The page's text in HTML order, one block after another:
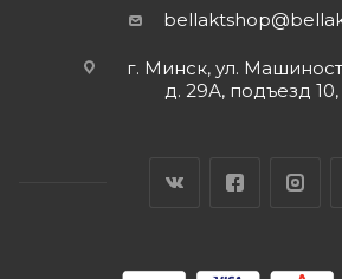
г. Минск, ул.
д. 29А, подъезд 10,